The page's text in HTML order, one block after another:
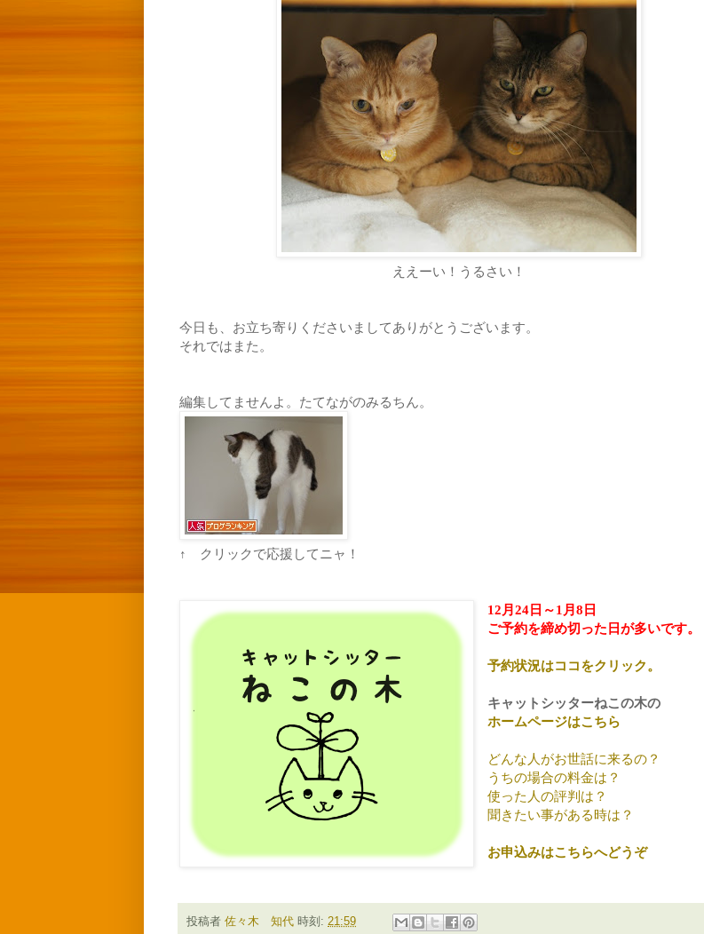
ええーい！うるさい！
今日も、お立ち寄りくださいましてありがとうございます。
それではまた。
編集してませんよ。たてながのみるちん。
↑ クリックで応援してニャ！
12月24日～1月8日
ご予約を締め切った日が多いです。
予約状況はココをクリック。
キャットシッターねこの木の
ホームページはこちら
どんな人がお世話に来るの？
うちの場合の料金は？
使った人の評判は？
聞きたい事がある時は？
お申込みはこちらへどうぞ
投稿者 佐々木 知代 時刻: 21:59